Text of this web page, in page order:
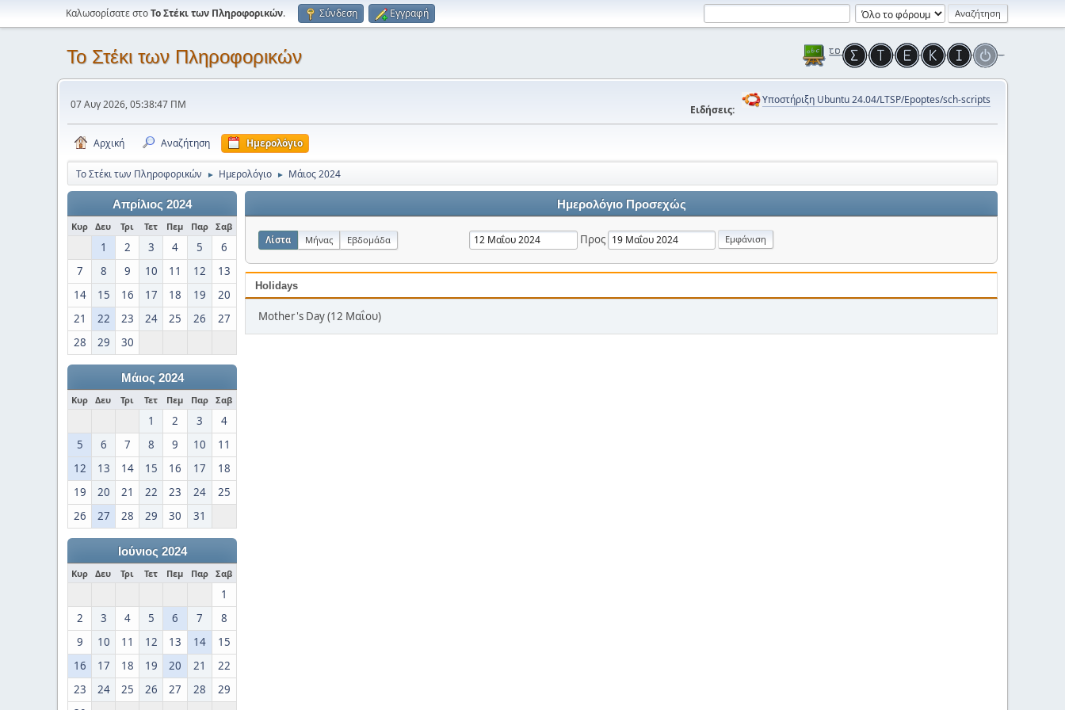
Καλωσορίσατε στοΤο Στέκι των Πληροφορικών. Σύνδεση Εγγραφή
Το Στέκι των Πληροφορικών
07 Αυγ 2026, 05:38:47 ΠΜ Ειδήσεις:
Υποστήριξη Ubuntu 24.04/LTSP/Epoptes/sch-scripts
Αρχική Αναζήτηση Ημερολόγιο
Το Στέκι των Πληροφορικών ► Ημερολόγιο ► Μάιος 2024
Απρίλιος 2024
Κυρ Δευ Τρι Τετ Πεμ Παρ Σαβ
1 2 3 4 5
6
7
8 9 10 11 12
13
14
15 16 17 18 19
20
21
22 23 24 25 26
27
28
29 30
Μάιος 2024
Κυρ Δευ Τρι Τετ Πεμ Παρ Σαβ
1 2 3
4
5
6 7 8 9 10
11
12
13 14 15 16 17
18
19
20 21 22 23 24
25
26
27 28 29 30 31
Ιούνιος 2024
Κυρ Δευ Τρι Τετ Πεμ Παρ Σαβ
1
2
3 4 5 6 7
8
9
10 11 12 13 14
15
16
17 18 19 20 21
22
23
24 25 26 27 28
29
Ημερολόγιο Προσεχώς
Λίστα Μήνας Εβδομάδα Προς
Holidays
Mother's Day (12 Μαΐου)